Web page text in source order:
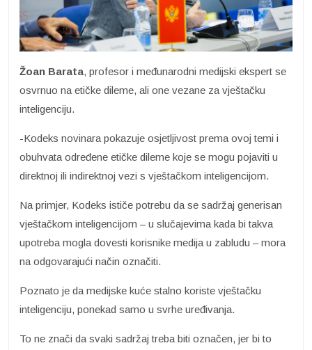
Žoan Barata, profesor i međunarodni medijski ekspert se
osvrnuo na etičke dileme, ali one vezane za vještačku
inteligenciju.
-Kodeks novinara pokazuje osjetljivost prema ovoj temi i
obuhvata određene etičke dileme koje se mogu pojaviti u
direktnoj ili indirektnoj vezi s vještačkom inteligencijom.
Na primjer, Kodeks ističe potrebu da se sadržaj generisan
vještačkom inteligencijom – u slučajevima kada bi takva
upotreba mogla dovesti korisnike medija u zabludu – mora
na odgovarajući način označiti.
Poznato je da medijske kuće stalno koriste vještačku
inteligenciju, ponekad samo u svrhe uređivanja.
To ne znači da svaki sadržaj treba biti označen, jer bi to